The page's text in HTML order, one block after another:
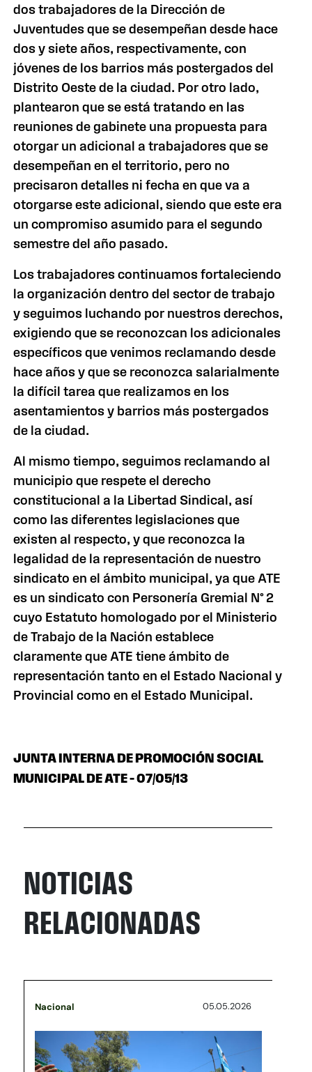
dos trabajadores de la Dirección de
Juventudes que se desempeñan desde hace
dos y siete años, respectivamente, con
jóvenes de los barrios más postergados del
Distrito Oeste de la ciudad. Por otro lado,
plantearon que se está tratando en las
reuniones de gabinete una propuesta para
otorgar un adicional a trabajadores que se
desempeñan en el territorio, pero no
precisaron detalles ni fecha en que va a
otorgarse este adicional, siendo que este era
un compromiso asumido para el segundo
semestre del año pasado.
Los trabajadores continuamos fortaleciendo
la organización dentro del sector de trabajo
y seguimos luchando por nuestros derechos,
exigiendo que se reconozcan los adicionales
específicos que venimos reclamando desde
hace años y que se reconozca salarialmente
la difícil tarea que realizamos en los
asentamientos y barrios más postergados
de la ciudad.
Al mismo tiempo, seguimos reclamando al
municipio que respete el derecho
constitucional a la Libertad Sindical, así
como las diferentes legislaciones que
existen al respecto, y que reconozca la
legalidad de la representación de nuestro
sindicato en el ámbito municipal, ya que ATE
es un sindicato con Personería Gremial N° 2
cuyo Estatuto homologado por el Ministerio
de Trabajo de la Nación establece
claramente que ATE tiene ámbito de
representación tanto en el Estado Nacional y
Provincial como en el Estado Municipal.
JUNTA INTERNA DE PROMOCIÓN SOCIAL
MUNICIPAL DE ATE – 07/05/13
NOTICIAS
RELACIONADAS
Nacional 05.05.2026